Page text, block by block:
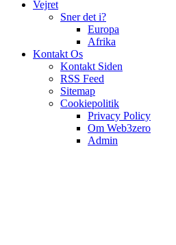
Vejret
Sner det i?
Europa
Afrika
Kontakt Os
Kontakt Siden
RSS Feed
Sitemap
Cookiepolitik
Privacy Policy
Om Web3zero
Admin